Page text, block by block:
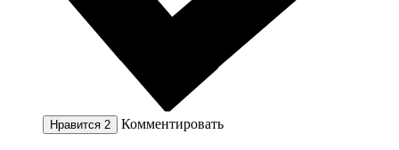
Нравится 2 Комментировать